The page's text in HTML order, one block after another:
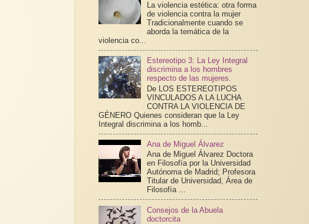
La violencia estética: otra forma
de violencia contra la mujer
Tradicionalmente cuando se
aborda la temática de la
violencia co...
Estereotipo 3: La Ley Integral
discrimina a los hombres
respecto de las mujeres.
De LOS ESTEREOTIPOS
VINCULADOS A LA LUCHA
CONTRA LA VIOLENCIA DE
GÉNERO Quienes consideran que la Ley
Integral discrimina a los homb...
Ana de Miguel Álvarez
Ana de Miguel Álvarez Doctora
en Filosofía por la Universidad
Autónoma de Madrid; Profesora
Titular de Universidad, Área de
Filosofía ...
Consejos de la Abuela
doctorcita